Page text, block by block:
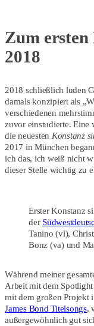
Zum
2018
2018 schließlich luden
damals konzipiert als
verschiedenen
zuvor einstudierte. Eine
die neuesten Konstanz
2017 in München
ich das, ich weiß nicht
dieser Stelle wichtig zu
Erster Konstanz
der
Tanino (vl),
Bonz (va) und
Während meiner
Arbeit mit dem Spotlight
mit dem großen Projekt
James Bond Titelsongs,
außergewöhnlich gut